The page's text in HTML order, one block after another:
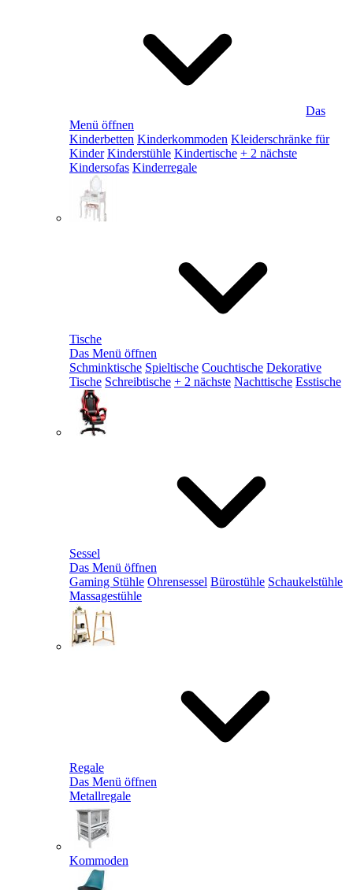
Das
Menü öffnen
Kinderbetten Kinderkommoden Kleiderschränke für
Kinder Kinderstühle Kindertische + 2 nächste
Kindersofas Kinderregale
Tische
Das Menü öffnen
Schminktische Spieltische Couchtische Dekorative
Tische Schreibtische + 2 nächste Nachttische Esstische
Sessel
Das Menü öffnen
Gaming Stühle Ohrensessel Bürostühle Schaukelstühle
Massagestühle
Regale
Das Menü öffnen
Metallregale
Kommoden